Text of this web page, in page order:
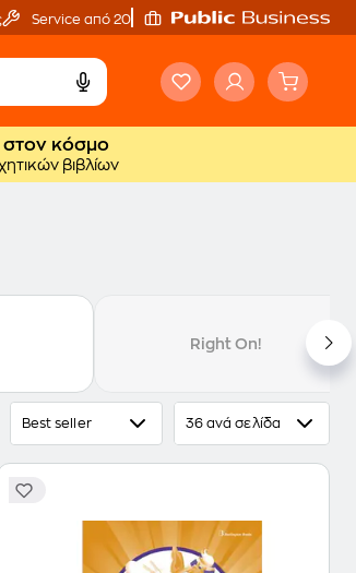
Service από 20'
στον κόσμο
βιβλίων
Right On!
Best seller 36 ανά σελίδα